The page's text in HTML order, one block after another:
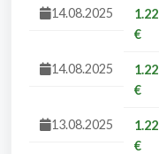
14.08.2025
1.22
€
14.08.2025
1.22
€
13.08.2025
1.22
€